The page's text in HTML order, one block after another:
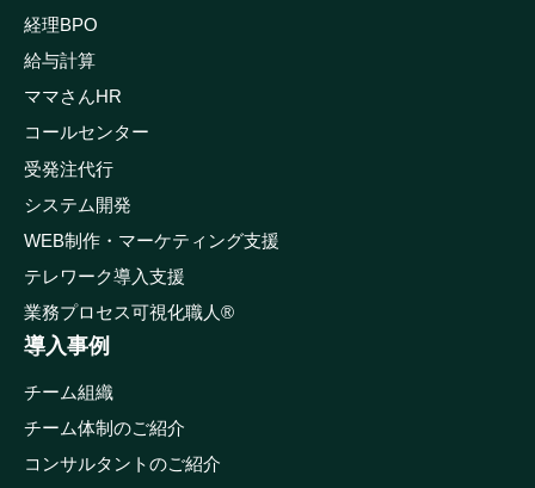
経理BPO
給与計算
ママさんHR
コールセンター
受発注代行
システム開発
WEB制作・マーケティング支援
テレワーク導入支援
業務プロセス可視化職人®
導入事例
チーム組織
チーム体制のご紹介
コンサルタントのご紹介